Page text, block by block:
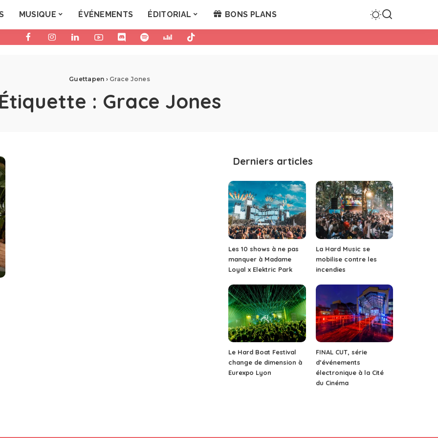
MUSIQUE ÉVÉNEMENTS ÉDITORIAL BONS PLANS
Guettapen › Grace Jones
: Grace Jones
Derniers articles
Les 10 shows à ne pas
manquer à Madame
Loyal x Elektric Park
La Hard Music se
mobilise contre les
incendies
Le Hard Boat Festival
change de dimension à
Eurexpo Lyon
FINAL CUT, série
d’événements
électronique à la Cité
du Cinéma